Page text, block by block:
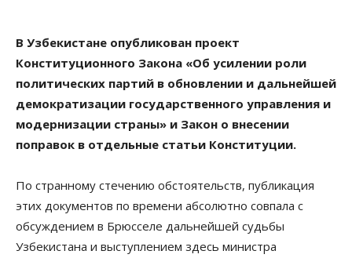
В Узбекистане опубликован проект
Конституционного Закона «Об усилении роли
политических партий в обновлении и дальнейшей
демократизации государственного управления и
модернизации страны» и Закон о внесении
поправок в отдельные статьи Конституции.
По странному стечению обстоятельств, публикация
этих документов по времени абсолютно совпала с
обсуждением в Брюсселе дальнейшей судьбы
Узбекистана и выступлением здесь министра